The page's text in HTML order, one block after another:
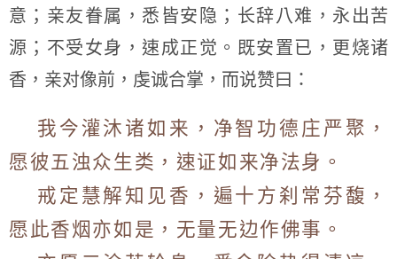
意；亲友眷属，悉皆安隐；长辞八难，永出苦
源；不受女身，速成正觉。既安置已，更烧诸
香，亲对像前，虔诚合掌，而说赞曰：
我今灌沐诸如来，净智功德庄严聚，
愿彼五浊众生类，速证如来净法身。
戒定慧解知见香，遍十方刹常芬馥，
愿此香烟亦如是，无量无边作佛事。